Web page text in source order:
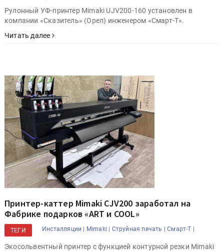
Рулонный УФ-принтер Mimaki UJV200-160 установлен в
компании «Сказитель» (Орел) инженером «Смарт-Т».
Читать далее
Принтер-каттер Mimaki CJV200 заработал на
Фабрике подарков «ART и COOL»
ТЕГИ Инсталляции | Mimaki | Струйная печать | Смарт-Т |
Экосольвентный принтер с функцией контурной резки Mimaki